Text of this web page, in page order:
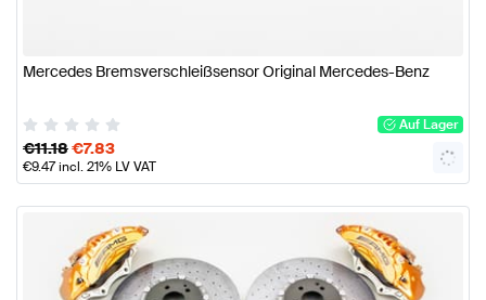
Mercedes Bremsverschleißsensor Original Mercedes-Benz
Auf Lager
€11.18€7.83
€9.47incl. 21% LV VAT